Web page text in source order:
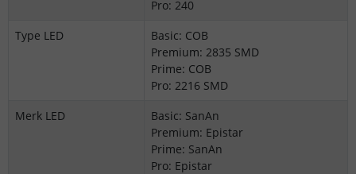
Pro: 240
Type LED
Basic: COB
Premium: 2835 SMD
Prime: COB
Pro: 2216 SMD
Merk LED
Basic: SanAn
Premium: Epistar
Prime: SanAn
Pro: Epistar